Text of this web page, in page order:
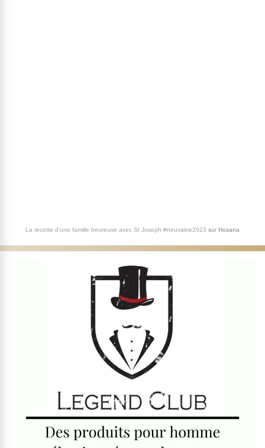
La recette d'une famille heureuse avec St Joseph #neuvaine2023 sur Hozana